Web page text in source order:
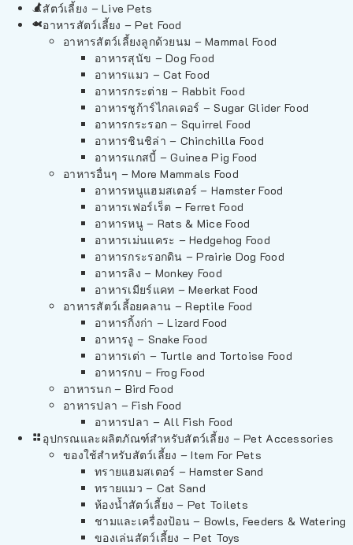
สัตว์เลี้ยง – Live Pets
อาหารสัตว์เลี้ยง – Pet Food
อาหารสัตว์เลี้ยงลูกด้วยนม – Mammal Food
อาหารสุนัข – Dog Food
อาหารแมว – Cat Food
อาหารกระต่าย – Rabbit Food
อาหารชูก้าร์ไกลเดอร์ – Sugar Glider Food
อาหารกระรอก – Squirrel Food
อาหารชินชิล่า – Chinchilla Food
อาหารแกสบี้ – Guinea Pig Food
อาหารอื่นๆ – More Mammals Food
อาหารหนูแฮมสเตอร์ – Hamster Food
อาหารเฟอร์เร็ต – Ferret Food
อาหารหนู – Rats & Mice Food
อาหารเม่นแคระ – Hedgehog Food
อาหารกระรอกดิน – Prairie Dog Food
อาหารลิง – Monkey Food
อาหารเมียร์แคท – Meerkat Food
อาหารสัตว์เลี้อยคลาน – Reptile Food
อาหารกิ้งก่า – Lizard Food
อาหารงู – Snake Food
อาหารเต่า – Turtle and Tortoise Food
อาหารกบ – Frog Food
อาหารนก – Bird Food
อาหารปลา – Fish Food
อาหารปลา – All Fish Food
อุปกรณและผลิตภัณฑ์สำหรับสัตว์เลี้ยง – Pet Accessories
ของใช้สำหรับสัตว์เลี้ยง – Item For Pets
ทรายแฮมสเตอร์ – Hamster Sand
ทรายแมว – Cat Sand
ห้องน้ำสัตว์เลี้ยง – Pet Toilets
ชามและเครื่องป้อน – Bowls, Feeders & Watering
ของเล่นสัตว์เลี้ยง – Pet Toys